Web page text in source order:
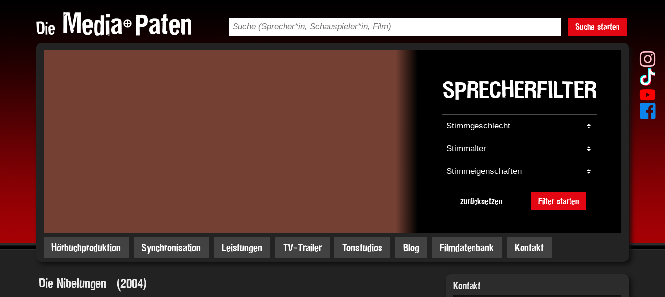
Suche starten
SPRECHERFILTER
zurücksetzen Filter starten
Hörbuchproduktion Synchronisation Leistungen TV-Trailer Tonstudios Blog Filmdatenbank Kontakt
Die Nibelungen (2004) Kontakt